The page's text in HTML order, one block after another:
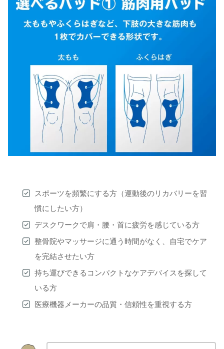
スポーツを頻繁にする方（運動後のリカバリーを習
慣にしたい方）
デスクワークで肩・腰・首に疲労を感じている方
整骨院やマッサージに通う時間がなく、自宅でケア
を完結させたい方
持ち運びできるコンパクトなケアデバイスを探して
いる方
医療機器メーカーの品質・信頼性を重視する方